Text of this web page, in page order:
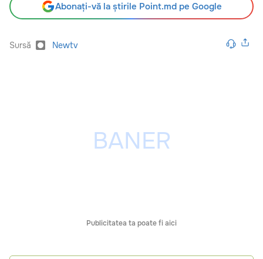
Abonați-vă la știrile Point.md pe Google
Sursă Newtv
Publicitatea ta poate fi aici